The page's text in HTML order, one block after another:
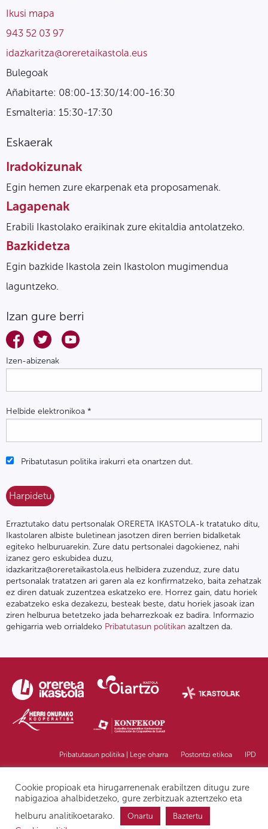
Ikusi mapa
943 52 03 97
idazkaritza@oreretaikastola.eus
Bulegoak
Añabitarte: 08:00-13:30/14:00-16:30
Esmalteria: 15:30-17:30
Eskaerak
Iradokizunak
Egin hemen zure ekarpenak eta proposamenak.
Lagapenak
Erabili Ikastolako eraikinak zure ekitaldia antolatzeko.
Bazkidetza
Egin bazkide Ikastola zein Ikastolon mugimendua
laguntzeko.
Izan gure berri
Izen-abizenak
Helbide elektronikoa *
Pribatutasun politika irakurri eta onartzen dut.
Erraztutako datu pertsonalak ORERETA IKASTOLA-k tratatuko ditu,
Ikastolaren albiste buletinean jasotzen diren berrien bidalketak
egiteko helburuarekin. Zure datu pertsonalei dagokienez, nahi
izanez gero eskubidea duzu,
idazkaritza@oreretaikastola.eus helbidera zuzenduz, zure datu
pertsonalak tratatzen ari garen ala ez konfirmatzeko, baita zehatzak
ez diren datuak zuzentzea eskatzeko ere. Horrez gain, datu horiek
ezabatzeko eska dezakezu, besteak beste, datu horiek jasoak izan
ziren helburua betetzeko jada beharrezkoak ez badira. Informazio
gehigarria web orrialdeko Pribatutasun politikan azaltzen da.
Pribatutasun politika | Lege oharra Postontzi etikoa IPD
Cookie propioak eta hirugarrenenak erabiltzen ditugu zure
nabigazioa ahalbidetzeko, gure zerbitzuak aztertzeko eta
helburu analitikoetarako.
Onartu Baztertu